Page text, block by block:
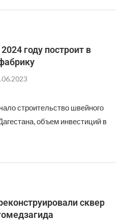
году построит в
строительство швейного
объем инвестиций в
сквер